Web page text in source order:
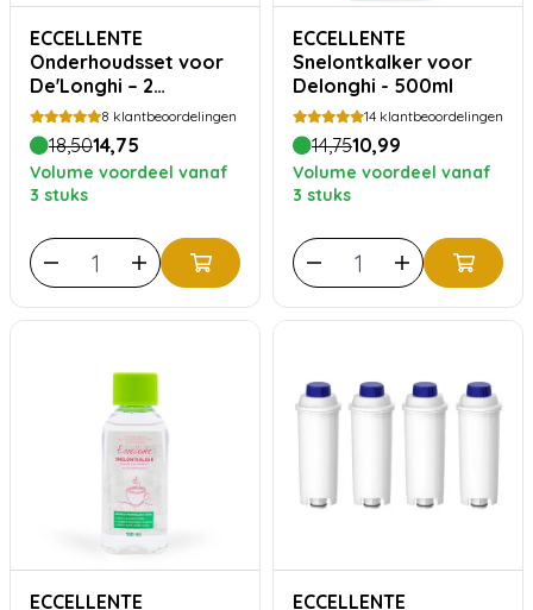
ECCELLENTE
Onderhoudsset voor
De'Longhi – 2
maanden
8 klantbeoordelingen
18,5014,75
Volume voordeel vanaf
3 stuks
ECCELLENTE
Snelontkalker voor
Delonghi - 500ml
14 klantbeoordelingen
14,7510,99
Volume voordeel vanaf
3 stuks
ECCELLENTE ECCELLENTE